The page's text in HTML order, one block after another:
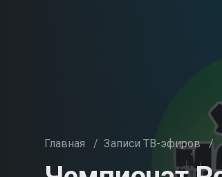
Главная / Записи ТВ-эфиров /